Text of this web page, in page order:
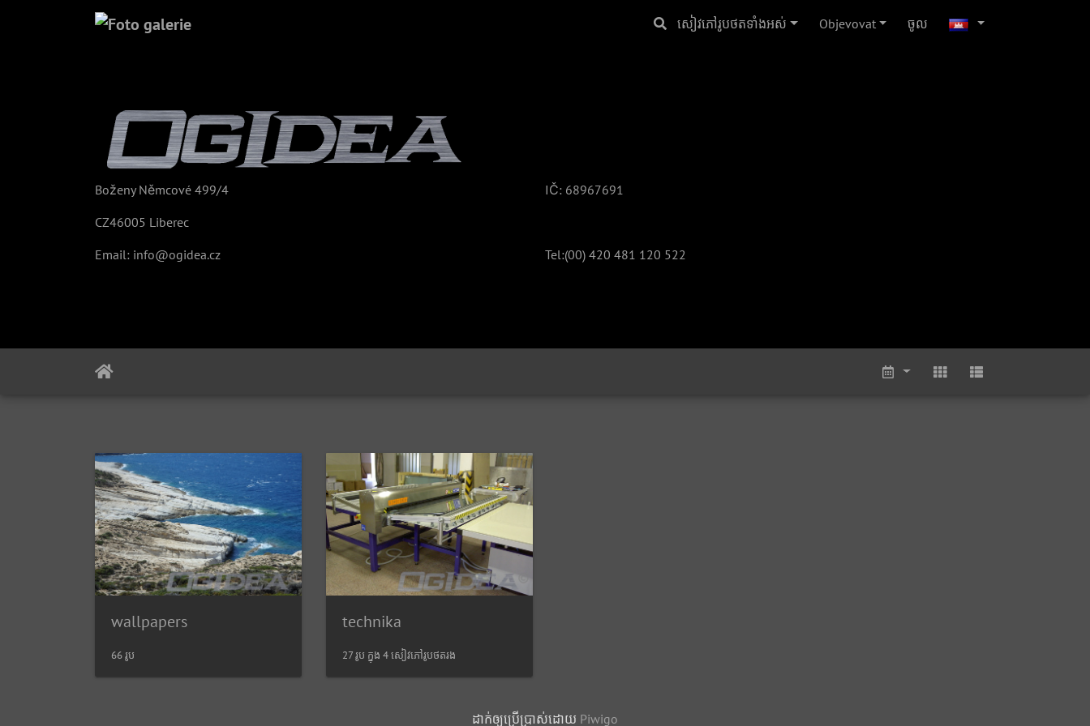
សៀវ​ភៅ​រូប​ថត​ទាំងអស់ Objevovat ចូល
Boženy Němcové 499/4
IČ: 68967691
CZ46005 Liberec
Email: info@ogidea.cz Tel:(00) 420 481 120 522
wallpapers
66 រូប​​
technika
27 រូប​​ ក្នុង​ 4 សៀវ​ភៅ​រូប​ថត​រង​
ដាក់​ឲ្យ​ប្រើ​ប្រាស់​ដោយ​ Piwigo